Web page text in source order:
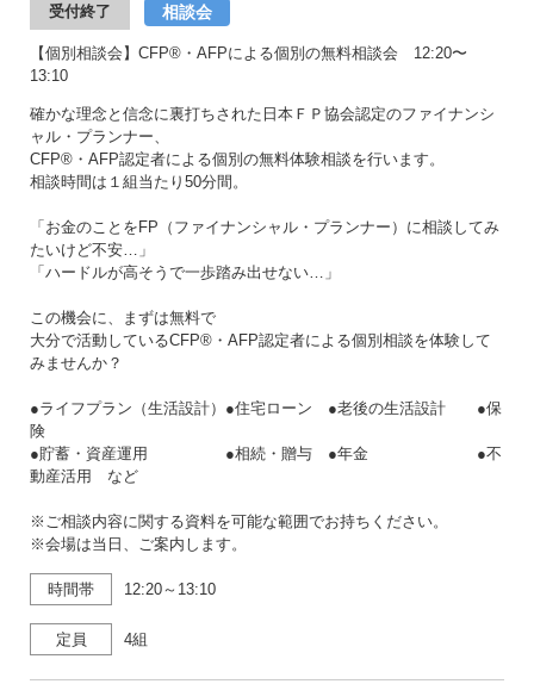
受付終了 相談会
【個別相談会】CFP®・AFPによる個別の無料相談会 12:20〜
13:10
確かな理念と信念に裏打ちされた日本ＦＰ協会認定のファイナンシ
ャル・プランナー、
CFP®・AFP認定者による個別の無料体験相談を行います。
相談時間は１組当たり50分間。
「お金のことをFP（ファイナンシャル・プランナー）に相談してみ
たいけど不安…」
「ハードルが高そうで一歩踏み出せない…」
この機会に、まずは無料で
大分で活動しているCFP®・AFP認定者による個別相談を体験して
みませんか？
●ライフプラン（生活設計）●住宅ローン ●老後の生活設計 ●保
険
●貯蓄・資産運用 ●相続・贈与 ●年金 ●不
動産活用 など
※ご相談内容に関する資料を可能な範囲でお持ちください。
※会場は当日、ご案内します。
時間帯 12:20～13:10
定員 4組